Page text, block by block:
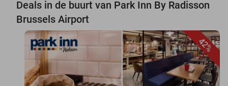
Deals in de buurt van Park Inn By Radisson
Brussels Airport
42%